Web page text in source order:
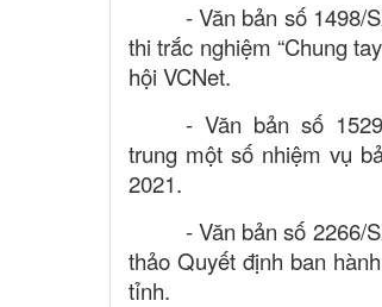
- Văn bản số 1498/
thi trắc nghiệm “Chung
hội VCNet.
- Văn bản số
trung một số nhiệm vụ
2021.
- Văn bản số 2266/
thảo Quyết định ban
tỉnh.